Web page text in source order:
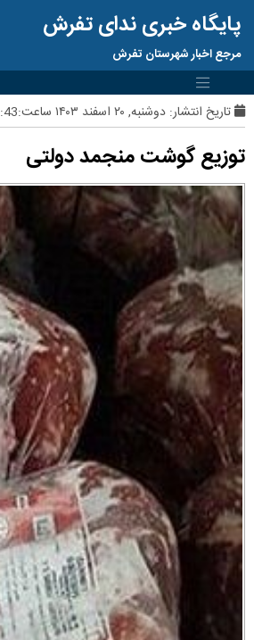
پایگاه خبری ندای تفرش
مرجع اخبار شهرستان تفرش
تاریخ انتشار: دوشنبه, ۲۰ اسفند ۱۴۰۳ ساعت:10:43
توزیع گوشت منجمد دولتی